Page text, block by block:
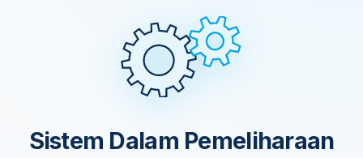
Sistem Dalam Pemeliharaan